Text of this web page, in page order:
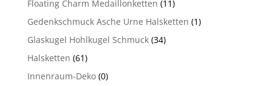
Floating Charm Medaillonketten (11)
Gedenkschmuck Asche Urne Halsketten (1)
Glaskugel Hohlkugel Schmuck (34)
Halsketten (61)
Innenraum-Deko (0)